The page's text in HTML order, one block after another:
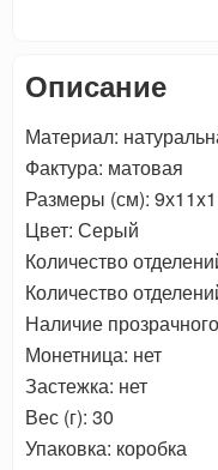
Описание
Материал:
Фактура: матовая
Размеры (см): 9х11x1
Цвет: Серый
Количество
Количество
Наличие
Монетница: нет
Застежка: нет
Вес (г): 30
Упаковка: коробка